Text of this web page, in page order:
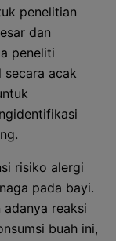
penelitian
dan
peneliti
acak
risiko alergi
pada bayi.
adanya reaksi
buah ini,